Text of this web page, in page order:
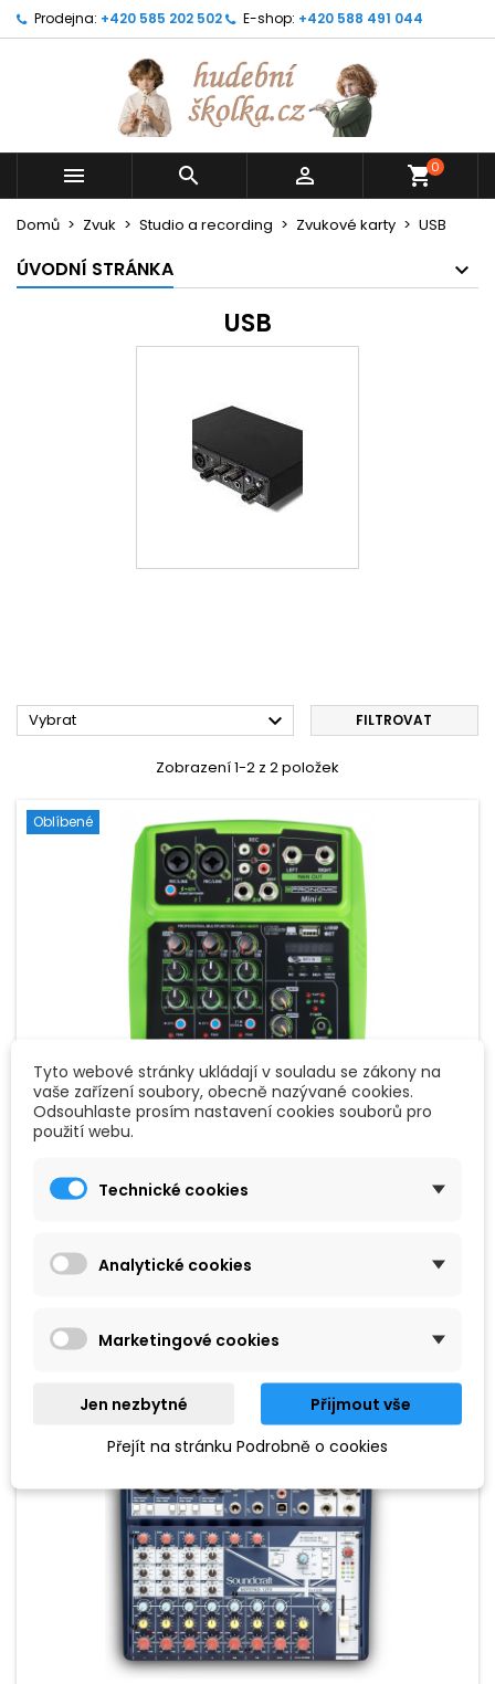
Prodejna: +420 585 202 502 E-shop: +420 588 491 044
   shopping_cart0
Domů Zvuk Studio a recording Zvukové karty USB
ÚVODNÍ STRÁNKA
USB
Vybrat  FILTROVAT
Zobrazení 1-2 z 2 položek
Oblíbené
ZNAČKA:PRONOMIC
Mixážní pult se 4 kanály, napájený přes USB, 2 kanály s
Bluetooth® a USB. Pult funguje i jako audio rozhraní s
rozlišením 48 kHz/16 bit. Nechybí ani vestavěný echo efekt
Tyto webové stránky ukládají v souladu se zákony na
vaše zařízení soubory, obecně nazývané cookies.
Odsouhlaste prosím nastavení cookies souborů pro
použití webu.
Technické cookies
Analytické cookies
Marketingové cookies
Jen nezbytné
Přijmout vše
Přejít na stránku Podrobně o cookies